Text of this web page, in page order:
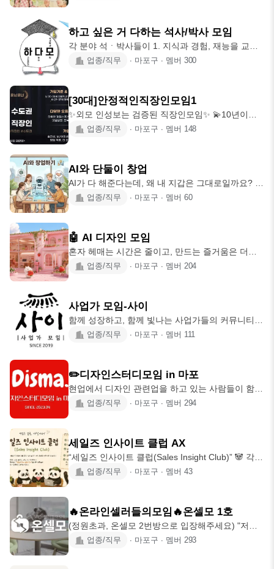
1,2,3은 가입연령 차이😉 🌸 슬.하는 가입조건 확대
&프리미엄 모임(외모기준⬆️) ㆍ일반모임 + 나는솔
로,미팅,소개팅 진행😆 🌸 슬기로운 유니버스는 운
영진들이 전부다른 각각의 모임이에요😄 🎄아래 함
하고 싶은 거 다하는 석사/박사 모임
각 분야 석ㆍ박사들이 1. 지식과 경험, 재능을 교환
하고 나누며, 2. 하고 싶은 것들을 다 할 수 있고, 3.
의 권리/자유를 침해하지 않는 선에서 최대한의 자
유를 보장합니다.(자유에 대한 책임이 있음을 분명
히 이해하시는 분 환영!) ㅇ 가입요건 1. 석사 이상의
학위 2. 전문대학원, 특수대학원 졸업자 3. 의사, 변
업종/직무 ∙ 마포구 ∙ 멤버 300
[30대]안정적인직장인모임1
✨️외모 인성보는 검증된 직장인모임✨️ 💫10년이상
운영된 체계적인 모임 💫소모임어플은 조용하고 모
커플 탄생 💫신입분들 적응하기 가장좋은 모임 <남>
대/공기업 전문직 공무원7급 사업가 외국계 또는 고
액연봉자(6000만)87-97년생 ⚠️직업 및 연봉인증철
저 외모 자소서로 확인 <여>서울.경기 89-98년생💕
업종/직무 ∙ 마포구 ∙ 멤버 148
AI와 단둘이 창업
AI가 다 해준다는데, 왜 내 지갑은 그대로일까요? ​사
업 경험 ZERO? 오히려 좋습니다! 복잡한 코딩과 큰
업 네트워킹뿐만 아니라 AI 창업 관련 분석과 초보
및 예비 창업자를 위한 비즈니스 생존 인사이트까지
아낌없이 나눕니다. 또한 창업자의 식견을 넓히고
생존하는 데 도움이 될 수 있는 인문학 지식도 나눕
을 위한 파이프라
업종/직무 ∙ 마포구 ∙ 멤버 60
🤖 AI 디자인 모임
혼자 헤매는 시간은 줄이고, 만드는 즐거움은 더해
보세요. AI를 디자인에 함께 활용하고 배우며, 작업
류) 🤖 AI 활용법 · 프롬프트 · 실무 노하우 공유 💬
작업물 피드백 📚 스터디 & 자유로운 번개 모임 🎨
캐릭터 · 브랜딩 · 웹 · UX/UI · 로고 · 패키지 · 콘텐
츠 등 디자인에 관심 있는 분이라면 누구나 환영합
함
업종/직무 ∙ 마포구 ∙ 멤버 204
사업가 모임-사이
함께 성장하고, 함께 빛나는 사업가들의 커뮤니티
진정성 있는 인연과 의미 있는 시간을 추구하는 사
을 만나보세요. 📍 활동 지역 전국구 모임 (주 활동
지역 — 서울) 🎂 가입 연령 1987년생 ~ 2000년생
💎 가입 자격 남성 — 연소득 2억 이상 여성 — 연소
득 5천만 원 이상 자기관리에 진심이신 분 따뜻한 인
합니다 🤝 가입
업종/직무 ∙ 마포구 ∙ 멤버 111
✏️디자인스터디모임 in 마포
현업에서 디자인 관련업을 하고 있는 사람들이 함께
공부&교류하며 발전하는 모임입니다! 디자이너로서
산업,영상,패션,브랜딩,UXUI,건축,인테리어 등 각종
업계에 계신 분들 다 모여라! 👉🏻모임장 소개: 건축학
(5년) 전공, 현재 건축/인테리어 디자이너👨🏻‍💻
INFP 저는 평소 주말에 좋은 전시, 장소 보러 다니는
는
업종/직무 ∙ 마포구 ∙ 멤버 294
세일즈 인사이트 클럽 AX
“세일즈 인사이트 클럽(Sales Insight Club)” 🐼 각
분야 영업 전문가들의 경험 공유·실전 노하우·인맥
업이라는 공통 언어”를 가진 사람들이 서로 배우고
성장하는 네트워크입니다. - 업종을 초월한 영업 비
즈니스 인사이트 함양 - 실질적인 인맥 형성 - 세일
즈 분야 작가 되기 - 실제 비즈니스 연결과 협업 - 영
업종/직무 ∙ 마포구 ∙ 멤버 43
🔥온라인셀러들의모임🔥온셀모 1호
(정원초과, 온셀모 2번방으로 입장해주세요) "저처
럼 빙빙 돌아가지 마세요!" 구매대행,로켓그로스,제
업종/직무 ∙ 마포구 ∙ 멤버 293